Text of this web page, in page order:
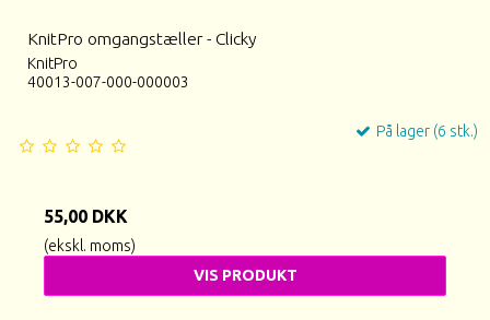
KnitPro omgangstæller - Clicky
KnitPro
40013-007-000-000003
På lager (6 stk.)
55,00 DKK
(ekskl. moms)
VIS PRODUKT